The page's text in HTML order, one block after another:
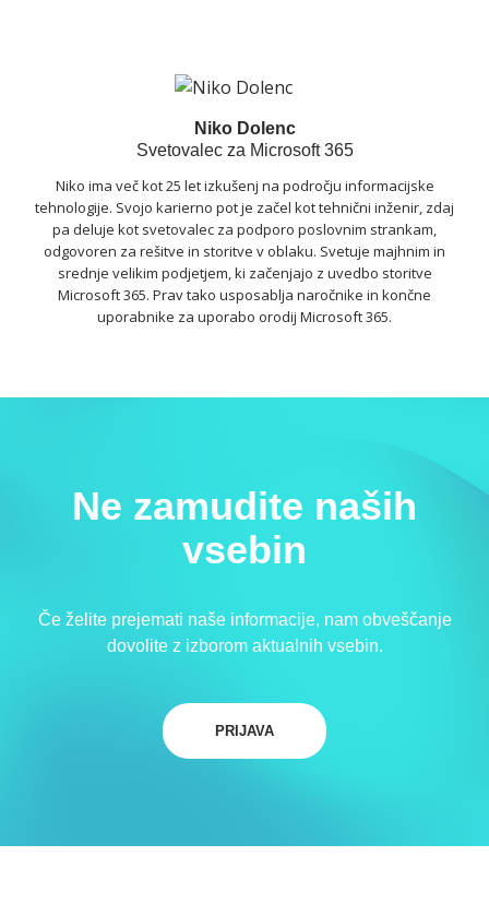
Niko Dolenc
Svetovalec za Microsoft 365
Niko ima več kot 25 let izkušenj na področju informacijske
tehnologije. Svojo karierno pot je začel kot tehnični inženir, zdaj
pa deluje kot svetovalec za podporo poslovnim strankam,
odgovoren za rešitve in storitve v oblaku. Svetuje majhnim in
srednje velikim podjetjem, ki začenjajo z uvedbo storitve
Microsoft 365. Prav tako usposablja naročnike in končne
uporabnike za uporabo orodij Microsoft 365.
Ne zamudite naših
vsebin
Če želite prejemati naše informacije, nam obveščanje
dovolite z izborom aktualnih vsebin.
PRIJAVA